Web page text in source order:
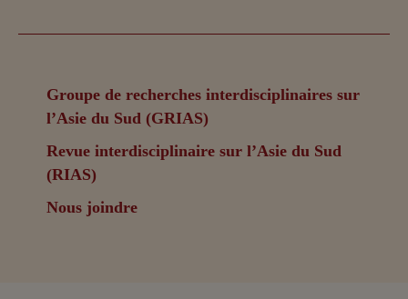
Groupe de recherches interdisciplinaires sur
l’Asie du Sud (GRIAS)
Revue interdisciplinaire sur l’Asie du Sud
(RIAS)
Nous joindre